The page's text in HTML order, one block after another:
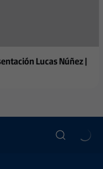
Lucas Núñez |